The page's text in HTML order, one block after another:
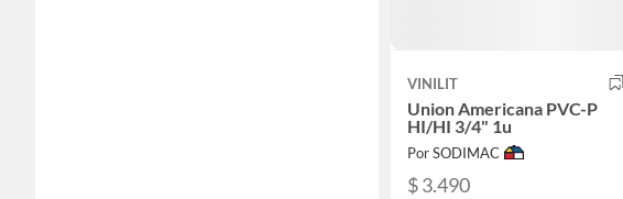
VINILIT
Union Americana PVC-P
HI/HI 3/4" 1u
Por SODIMAC
$ 3.490